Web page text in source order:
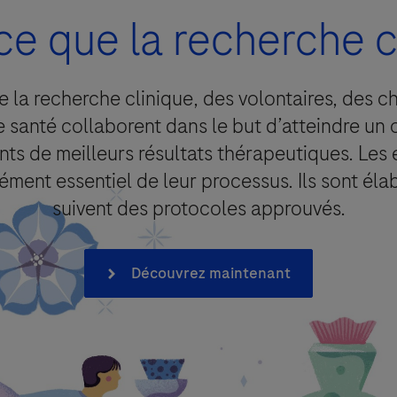
que la recherche
la recherche clinique, des volontaires, des
santé collaborent dans le but d’atteindre un
de meilleurs résultats thérapeutiques. Les
essentiel de leur processus. Ils sont
suivent des protocoles approuvés.
Découvrez maintenant
de contact
en oeuvre un traitement de vos données personnelles afin de
que vous pouvez retirer à tout moment.
habilitées de Roche SAS (filiale française) ainsi que les
la période minimum nécessaire à la réalisation de la finalité décrite
et, pour les professionnels de santé, conserver l’information dans
rectification et d’effacement de vos données, un droit à la limitation,